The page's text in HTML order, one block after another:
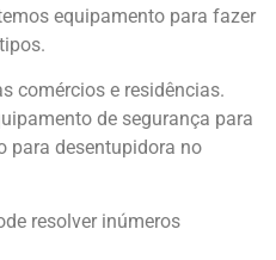
equipamento para fazer
comércios e residências.
de segurança para
para desentupidora no
resolver inúmeros